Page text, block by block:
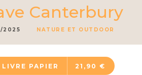
Canterbury
2025 NATURE ET OUTDOOR
LIVRE PAPIER 21,90 €